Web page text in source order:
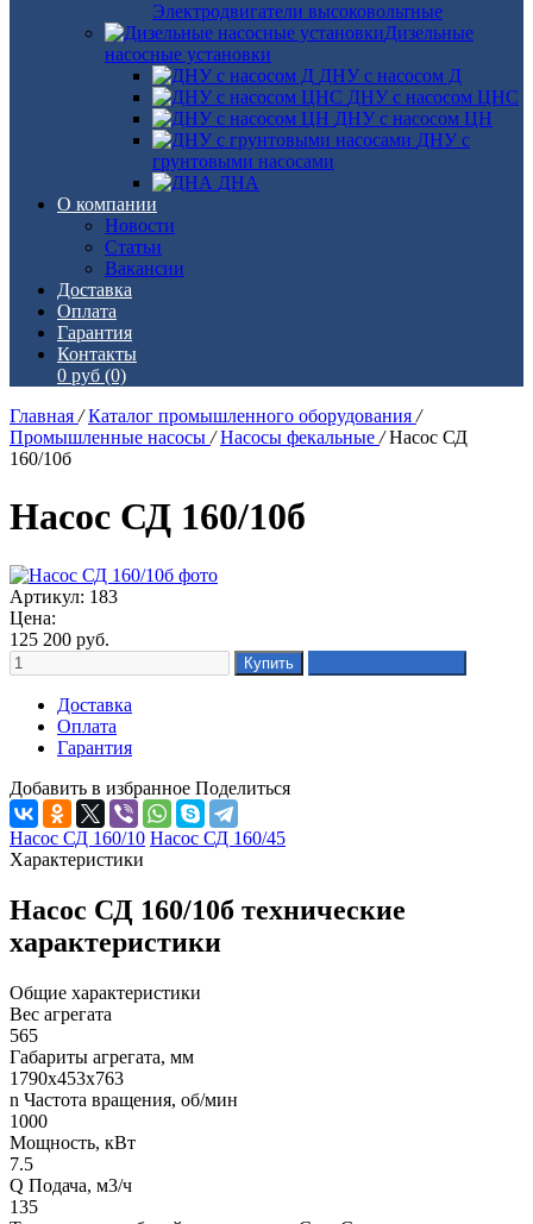
Электродвигатели высоковольтные
Дизельные
насосные установки
ДНУ с насосом Д
ДНУ с насосом ЦНС
ДНУ с насосом ЦН
ДНУ с
грунтовыми насосами
ДНА
О компании
Новости
Статьи
Вакансии
Доставка
Оплата
Гарантия
Контакты
0 руб (0)
Главная / Каталог промышленного оборудования /
Промышленные насосы / Насосы фекальные / Насос СД
160/10б
Насос СД 160/10б
Артикул: 183
Цена:
125 200 руб.
Доставка
Оплата
Гарантия
Добавить в избранное Поделиться
Насос СД 160/10 Насос СД 160/45
Характеристики
Насос СД 160/10б технические
характеристики
Общие характеристики
Вес агрегата
565
Габариты агрегата, мм
1790х453х763
n Частота вращения, об/мин
1000
Мощность, кВт
7.5
Q Подача, м3/ч
135